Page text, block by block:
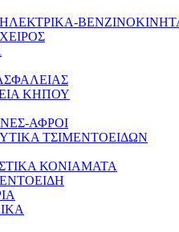
ΚΗΠΟΥ
ΑΦΡΟΙ
ΤΣΙΜΕΝΤΟΕΙΔΩΝ
ΚΟΝΙΑΜΑΤΑ